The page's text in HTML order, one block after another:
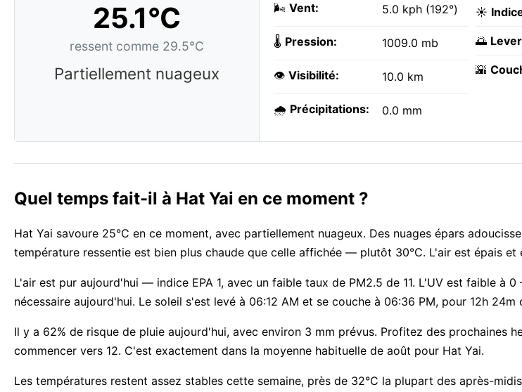
25.1°C
ressent comme 29.5°C
Partiellement nuageux
🌬️ Vent: 5.0 kph (192°)
🌡️ Pression: 1009.0 mb
👁️ Visibilité: 10.0 km
🌧️ Précipitations: 0.0 mm
☀️
🌅
🌇
Quel temps fait-il à Hat Yai en ce moment ?
Hat Yai savoure 25°C en ce moment, avec partiellement nuageux. Des nuages épars
température ressentie est bien plus chaude que celle affichée — plutôt 30°C. L'air est épais et
L'air est pur aujourd'hui — indice EPA 1, avec un faible taux de PM2.5 de 11. L'UV est faible à
nécessaire aujourd'hui. Le soleil s'est levé à 06:12 AM et se couche à 06:36 PM, pour 12h 24m
Il y a 62% de risque de pluie aujourd'hui, avec environ 3 mm prévus. Profitez des prochaines
commencer vers 12. C'est exactement dans la moyenne habituelle de août pour Hat Yai.
Les températures restent assez stables cette semaine, près de 32°C la plupart des après-